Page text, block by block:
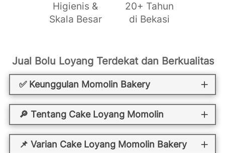
Higienis &
Skala Besar
20+ Tahun
di Bekasi
Jual Bolu Loyang Terdekat dan Berkualitas
✅ Keunggulan Momolin Bakery
🔎 Tentang Cake Loyang Momolin
📌 Varian Cake Loyang Momolin Bakery